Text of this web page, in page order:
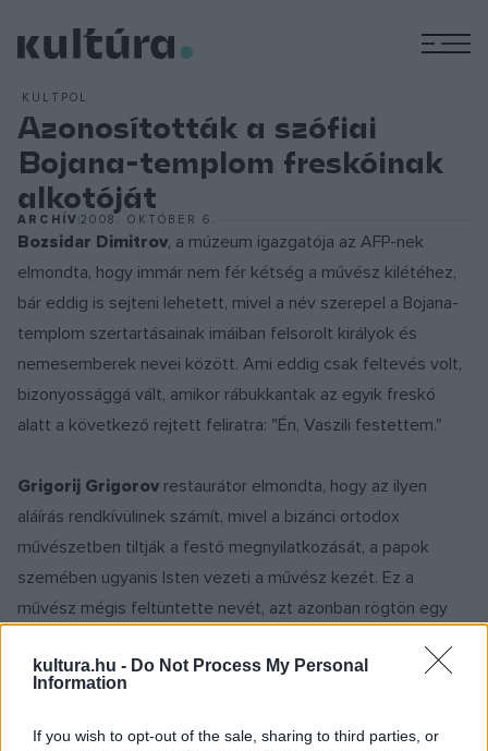
kultura.hu - Do Not Process My Personal
Information
If you wish to opt-out of the sale, sharing to third parties, or
KULTPOL
Azonosították a szófiai
Bojana-templom freskóinak
alkotóját
ARCHÍV2008. OKTÓBER 6.
Bozsidar Dimitrov, a múzeum igazgatója az AFP-nek
elmondta, hogy immár nem fér kétség a művész kilétéhez,
bár eddig is sejteni lehetett, mivel a név szerepel a Bojana-
templom szertartásainak imáiban felsorolt királyok és
nemesemberek nevei között. Ami eddig csak feltevés volt,
bizonyossággá vált, amikor rábukkantak az egyik freskó
alatt a következő rejtett feliratra: "Én, Vaszili festettem."
Grigorij Grigorov restaurátor elmondta, hogy az ilyen
aláírás rendkívülinek számít, mivel a bizánci ortodox
művészetben tiltják a festő megnyilatkozását, a papok
szemében ugyanis Isten vezeti a művész kezét. Ez a
művész mégis feltüntette nevét, azt azonban rögtön egy
nem szabad látniuk. Ám ilyen bizonyosság mellett is
szerint a nevét megörökítő Vaszili nem feltétlenül az egész